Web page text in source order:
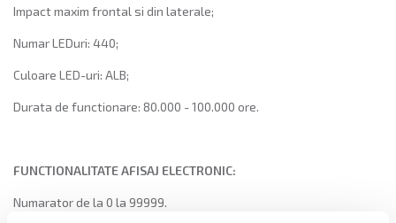
Impact maxim frontal si din laterale;
Numar LED­uri: 440;
Culoare LED-uri: ALB;
Durata de functionare: 80.000 - 100.000 ore.
FUNCTIONALITATE AFISAJ ELECTRONIC:
Numarator de la 0 la 99999.